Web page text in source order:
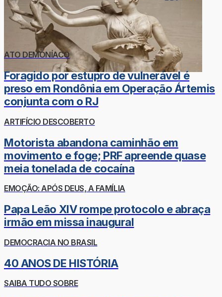
ATO DEMONÍACO
Foragido por estupro de vulnerável é
preso em Rondônia em Operação Ártemis
conjunta com o RJ
ARTIFÍCIO DESCOBERTO
Motorista abandona caminhão em
movimento e foge; PRF apreende quase
meia tonelada de cocaína
EMOÇÃO: APÓS DEUS, A FAMÍLIA
Papa Leão XIV rompe protocolo e abraça
irmão em missa inaugural
DEMOCRACIA NO BRASIL
40 ANOS DE HISTÓRIA
SAIBA TUDO SOBRE